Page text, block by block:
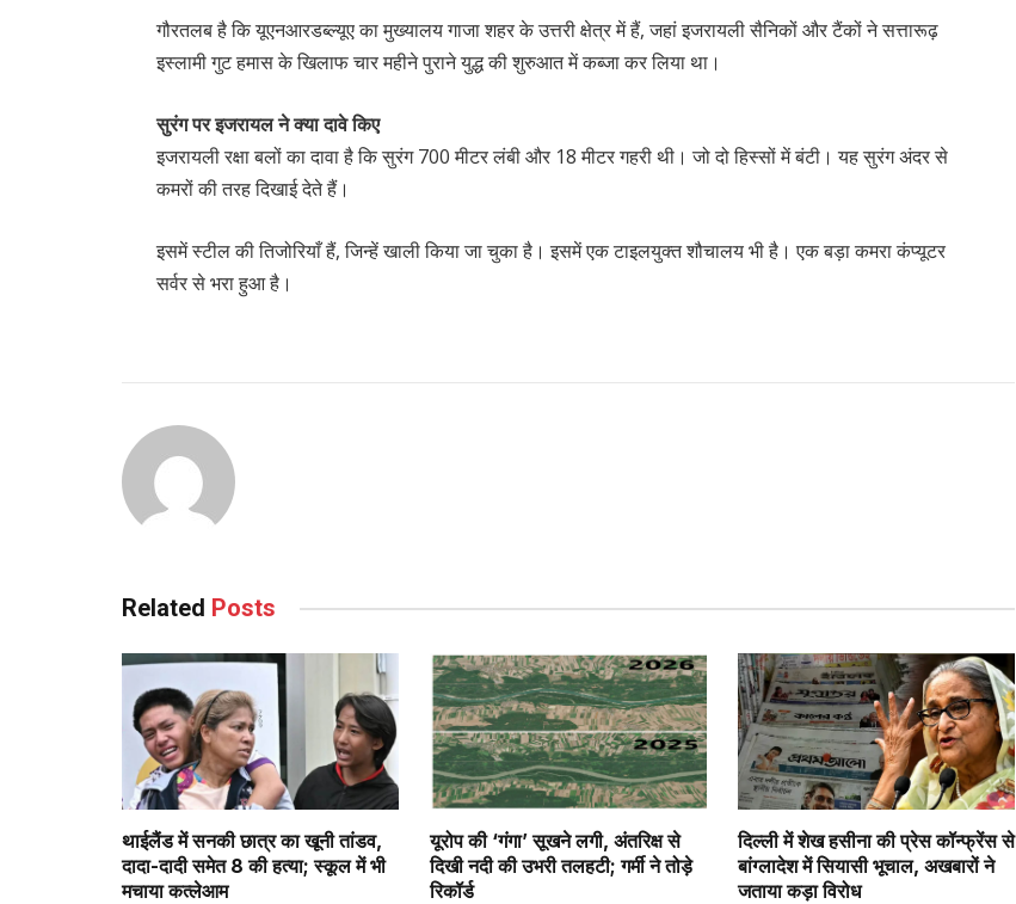
गौरतलब है कि यूएनआरडब्ल्यूए का मुख्यालय गाजा शहर के उत्तरी क्षेत्र में हैं, जहां इजरायली सैनिकों और टैंकों ने सत्तारूढ़
इस्लामी गुट हमास के खिलाफ चार महीने पुराने युद्ध की शुरुआत में कब्जा कर लिया था।
सुरंग पर इजरायल ने क्या दावे किए
इजरायली रक्षा बलों का दावा है कि सुरंग 700 मीटर लंबी और 18 मीटर गहरी थी। जो दो हिस्सों में बंटी। यह सुरंग अंदर से
कमरों की तरह दिखाई देते हैं।
इसमें स्टील की तिजोरियाँ हैं, जिन्हें खाली किया जा चुका है। इसमें एक टाइलयुक्त शौचालय भी है। एक बड़ा कमरा कंप्यूटर
सर्वर से भरा हुआ है।
Related Posts
थाईलैंड में सनकी छात्र का खूनी तांडव,
दादा-दादी समेत 8 की हत्या; स्कूल में भी
मचाया कत्लेआम
यूरोप की ‘गंगा’ सूखने लगी, अंतरिक्ष से
दिखी नदी की उभरी तलहटी; गर्मी ने तोड़े
रिकॉर्ड
दिल्ली में शेख हसीना की प्रेस कॉन्फ्रेंस से
बांग्लादेश में सियासी भूचाल, अखबारों ने
जताया कड़ा विरोध